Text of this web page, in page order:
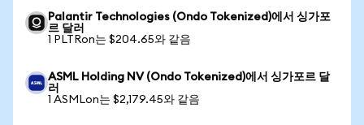
Palantir Technologies (Ondo Tokenized)에서 싱가포
르 달러
1 PLTRon는 $204.65와 같음
ASML Holding NV (Ondo Tokenized)에서 싱가포르 달
러
1 ASMLon는 $2,179.45와 같음